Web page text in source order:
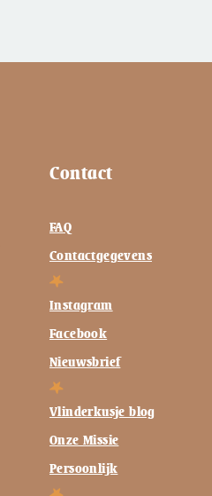
Contact
FAQ
Contactgegevens
Instagram
Facebook
Nieuwsbrief
Vlinderkusje blog
Onze Missie
Persoonlijk